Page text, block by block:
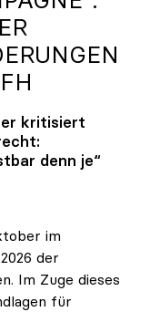
kritisiert
denn je“
im
der
Im Zuge dieses
für